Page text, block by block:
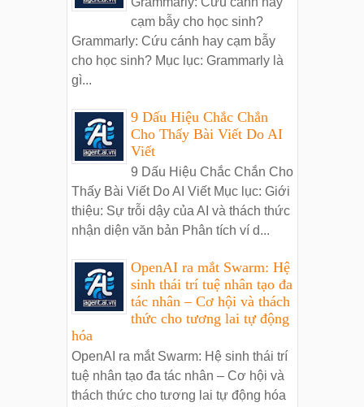
cạm bẫy cho học sinh?
Grammarly: Cứu cánh hay cạm bẫy
cho học sinh? Mục lục: Grammarly là
gì...
9 Dấu Hiệu Chắc Chắn
Cho Thấy Bài Viết Do AI
Viết
9 Dấu Hiệu Chắc Chắn Cho
Thấy Bài Viết Do AI Viết Mục lục: Giới
thiệu: Sự trỗi dậy của AI và thách thức
nhận diện văn bản Phân tích ví d...
OpenAI ra mắt Swarm: Hệ
sinh thái trí tuệ nhân tạo đa
tác nhân – Cơ hội và thách
thức cho tương lai tự động
hóa
OpenAI ra mắt Swarm: Hệ sinh thái trí
tuệ nhân tạo đa tác nhân – Cơ hội và
thách thức cho tương lai tự động hóa